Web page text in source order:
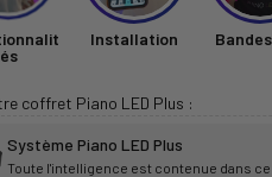
és
Installation
coffret Piano LED Plus :
Système Piano LED Plus
Toute l'intelligence est contenue dans